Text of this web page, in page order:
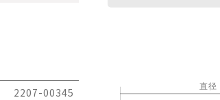
2207-00345